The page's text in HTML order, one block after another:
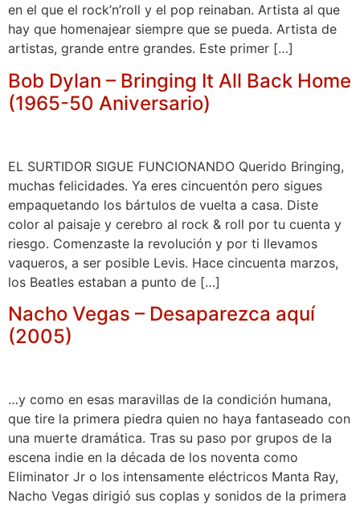
en el que el rock’n’roll y el pop reinaban. Artista al que
hay que homenajear siempre que se pueda. Artista de
artistas, grande entre grandes. Este primer […]
Bob Dylan – Bringing It All Back Home
(1965-50 Aniversario)
EL SURTIDOR SIGUE FUNCIONANDO Querido Bringing,
muchas felicidades. Ya eres cincuentón pero sigues
empaquetando los bártulos de vuelta a casa. Diste
color al paisaje y cerebro al rock & roll por tu cuenta y
riesgo. Comenzaste la revolución y por ti llevamos
vaqueros, a ser posible Levis. Hace cincuenta marzos,
los Beatles estaban a punto de […]
Nacho Vegas – Desaparezca aquí
(2005)
…y como en esas maravillas de la condición humana,
que tire la primera piedra quien no haya fantaseado con
una muerte dramática. Tras su paso por grupos de la
escena indie en la década de los noventa como
Eliminator Jr o los intensamente eléctricos Manta Ray,
Nacho Vegas dirigió sus coplas y sonidos de la primera